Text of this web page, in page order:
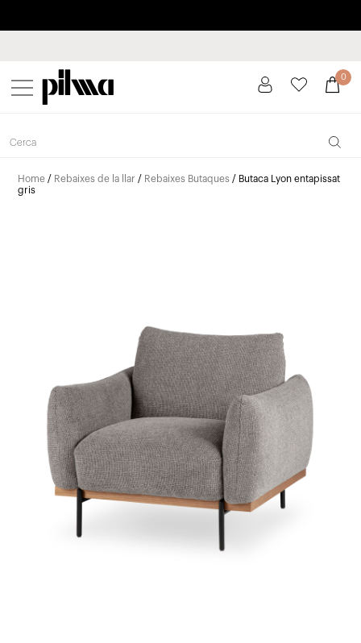
pilma 0
Home / Rebaixes de la llar / Rebaixes Butaques / Butaca Lyon entapissat
gris